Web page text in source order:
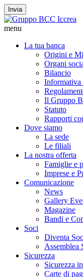
Invia
menu
La tua banca
Origini e
Organi
Bilancio
Informativa
Il Gruppo
Statuto
Rapporti
Dove siamo
La sede
Le filiali
La nostra offerta
Famiglie e
Imprese e
Comunicazione
News
Gallery
Magazine
Bandi e
Soci
Diventa
Assemblea
Sicurezza
Sicurezza
Carte di